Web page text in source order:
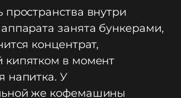
пространства внутри
занята бункерами,
концентрат,
кипятком в момент
напитка. У
же кофемашины